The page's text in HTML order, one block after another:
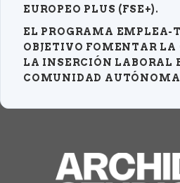
EUROPEO PLUS (FSE+).
EL PROGRAMA EMPLEA-
OBJETIVO FOMENTAR
LA INSERCIÓN LABORAL
COMUNIDAD